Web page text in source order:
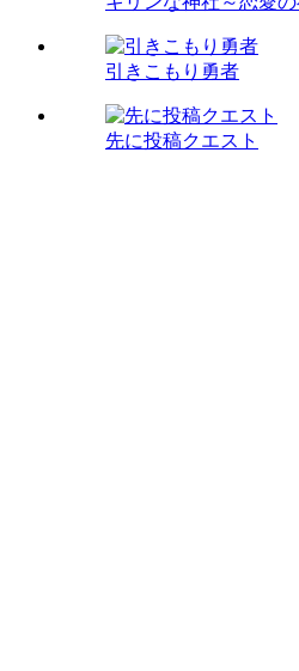
引きこもり勇者
先に投稿クエスト